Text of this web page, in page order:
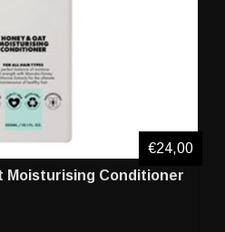
Moisturising Conditioner
€24,00